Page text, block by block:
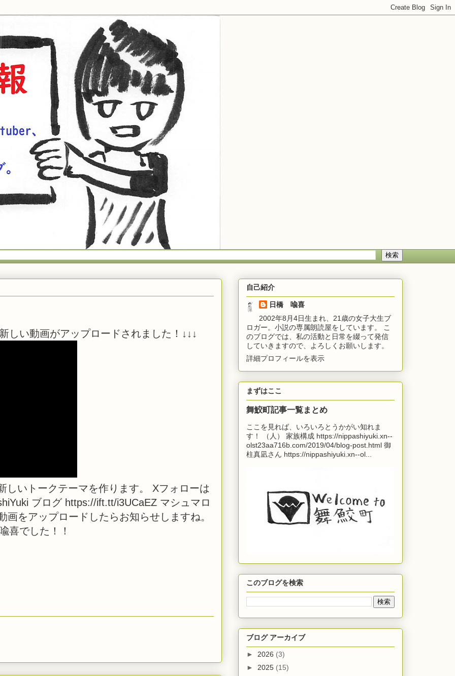
しい動画がアップロードされました！↓↓↓
いトークテーマを作ります。 Xフォローは
ブログ https://ift.tt/i3UCaEZ マシュマロ
をアップロードしたらお知らせしますね。
喜でした！！
自己紹介
日橋 喩喜
2002年8月4日生まれ、21歳の女子大生ブ
ロガー。小説の専属朗読屋をしています。 こ
のブログでは、私の活動と日常を綴って発信
していきますので、よろしくお願いします。
詳細プロフィールを表示
まずはここ
舞鮫町記事一覧まとめ
ここを見れば、いろいろとうかがい知れま
す！ （人） 家族構成 https://nippashiyuki.xn--
olst23aa716b.com/2019/04/blog-post.html 御
柱真凪さん https://nippashiyuki.xn--ol...
このブログを検索
ブログ アーカイブ
► 2026 (3)
► 2025 (15)